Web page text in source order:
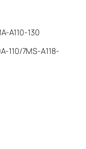
A110-130
110/7MS-A118-